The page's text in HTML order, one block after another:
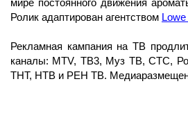
мире постоянного движения
Ролик адаптирован агентством
Рекламная кампания на ТВ
каналы: MTV, ТВ3, Муз ТВ, СТС,
ТНТ, НТВ и РЕН ТВ.